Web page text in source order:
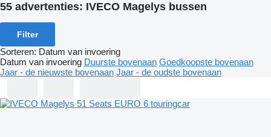
55 advertenties: IVECO Magelys bussen
Filter
Sorteren: Datum van invoering
Datum van invoering Duurste bovenaan Goedkoopste bovenaan
Jaar - de nieuwste bovenaan Jaar - de oudste bovenaan